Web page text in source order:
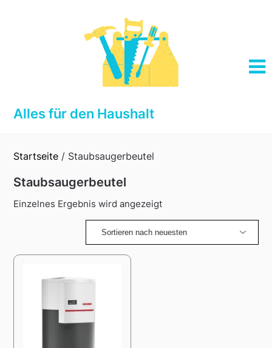
Alles für den Haushalt
Startseite / Staubsaugerbeutel
Staubsaugerbeutel
Einzelnes Ergebnis wird angezeigt